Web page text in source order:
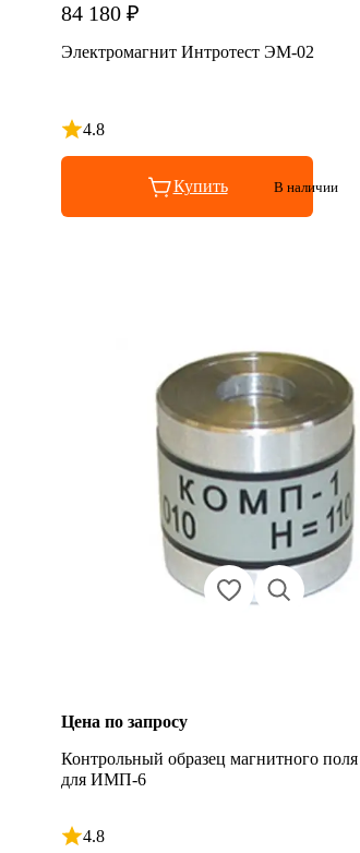
84 180 ₽
Электромагнит Интротест ЭМ-02
4.8
Рейтинг 4.8 из 5
Купить В наличии
Цена по запросу
Контрольный образец магнитного
для ИМП-6
4.8
Рейтинг 4.8 из 5